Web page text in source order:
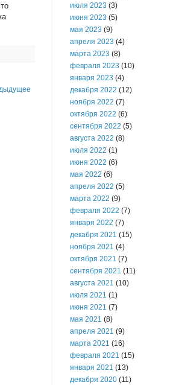
июля 2023 (3)
июня 2023 (5)
мая 2023 (9)
апреля 2023 (4)
марта 2023 (8)
февраля 2023 (10)
января 2023 (4)
декабря 2022 (12)
ноября 2022 (7)
октября 2022 (6)
сентября 2022 (5)
августа 2022 (8)
июля 2022 (1)
июня 2022 (6)
мая 2022 (6)
апреля 2022 (5)
марта 2022 (9)
февраля 2022 (7)
января 2022 (7)
декабря 2021 (15)
ноября 2021 (4)
октября 2021 (7)
сентября 2021 (11)
августа 2021 (10)
июля 2021 (1)
июня 2021 (7)
мая 2021 (8)
апреля 2021 (9)
марта 2021 (16)
февраля 2021 (15)
января 2021 (13)
декабря 2020 (11)